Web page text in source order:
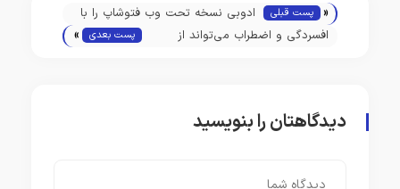
« پست قبلی
ادوبی نسخه تحت وب فتوشاپ را با
ابزارهای هوش مصنوعی برای همه یافسردگی و اضطراب می‌تواند از
پست بعدی »
دیدگاهتان را بنویسید